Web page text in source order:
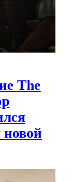
The
новой